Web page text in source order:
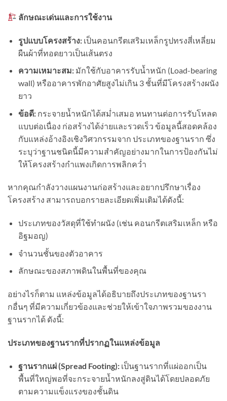
ลักษณะเด่นและการใช้งาน
รูปแบบโครงสร้าง:เป็นคอนกรีตเสริมเหล็กรูปทรงสี่เหลี่ยม
ผืนผ้าที่ทอดยาวเป็นเส้นตรง
ความเหมาะสม:มักใช้กับอาคารรับน้ำหนัก (Load-bearing
wall) หรืออาคารพักอาศัยสูงไม่เกิน 3 ชั้นที่มีโครงสร้างผนัง
ยาว
ข้อดี:กระจายน้ำหนักได้สม่ำเสมอ ทนทานต่อการรับโหลด
แบบต่อเนื่อง ก่อสร้างได้ง่ายและรวดเร็ว ข้อมูลนี้สอดคล้อง
กับแหล่งอ้างอิงเชิงวิศวกรรมจาก ประเภทของฐานราก ซึ่ง
ระบุว่าฐานชนิดนี้มีความสำคัญอย่างมากในการป้องกันไม่
ให้โครงสร้างกำแพงเกิดการพลิกคว่ำ
หากคุณกำลังวางแผนงานก่อสร้างและอยากปรึกษาเรื่อง
โครงสร้าง สามารถบอกรายละเอียดเพิ่มเติมได้ดังนี้:
ประเภทของวัสดุที่ใช้ทำผนัง (เช่น คอนกรีตเสริมเหล็ก หรือ
อิฐมอญ)
จำนวนชั้นของตัวอาคาร
ลักษณะของสภาพดินในพื้นที่ของคุณ
อย่างไรก็ตาม แหล่งข้อมูลได้อธิบายถึงประเภทของฐานรา
กอื่นๆ ที่มีความเกี่ยวข้องและช่วยให้เข้าใจภาพรวมของงาน
ฐานรากได้ ดังนี้:
ประเภทของฐานรากที่ปรากฏในแหล่งข้อมูล
ฐานรากแผ่ (Spread Footing):เป็นฐานรากที่แผ่ออกเป็น
พื้นที่ใหญ่พอที่จะกระจายน้ำหนักลงสู่ดินได้โดยปลอดภัย
ตามความแข็งแรงของชั้นดิน